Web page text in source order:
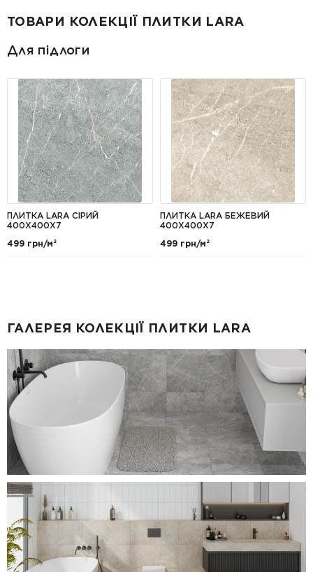
ТОВАРИ КОЛЕКЦІЇ ПЛИТКИ LARA
Для підлоги
ПЛИТКА LARA СІРИЙ
400Х400X7
499 грн/м²
ПЛИТКА LARA БЕЖЕВИЙ
400Х400Х7
499 грн/м²
ГАЛЕРЕЯ КОЛЕКЦІЇ ПЛИТКИ LARA